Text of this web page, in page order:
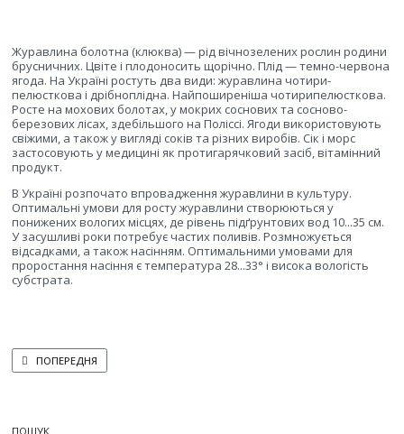
Журавлина болотна (клюква) — рід вічнозелених рослин родини
брусничних. Цвіте і плодоносить щорічно. Плід — темно-червона
ягода. На Україні ростуть два види: журавлина чотири-
пелюсткова і дрібноплідна. Найпоширеніша чотирипелюсткова.
Росте на мохових болотах, у мокрих соснових та сосново-
березових лісах, здебільшого на Поліссі. Ягоди використовують
свіжими, а також у вигляді соків та різних виробів. Сік і морс
застосовують у медицині як протигарячковий засіб, вітамінний
продукт.
В Україні розпочато впровадження журавлини в культуру.
Оптимальні умови для росту журавлини створюються у
понижених вологих місцях, де рівень підґрунтових вод 10...35 см.
У засушливі роки потребує частих поливів. Розмножується
відсадками, а також насінням. Оптимальними умовами для
проростання насіння є температура 28...33° і висока вологість
субстрата.
ПОПЕРЕДНЯ СТАТТЯ: АКТИНІДІЯ
ПОПЕРЕДНЯ
ПОШУК